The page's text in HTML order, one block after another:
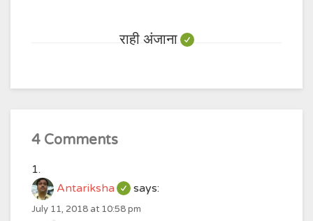
राही अंजाना
4 Comments
Antariksha says:
July 11, 2018 at 10:58 pm